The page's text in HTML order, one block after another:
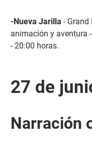
-Nueva Jarilla - Grand
animación y aventura
- 20:00 horas.
27 de
Narración